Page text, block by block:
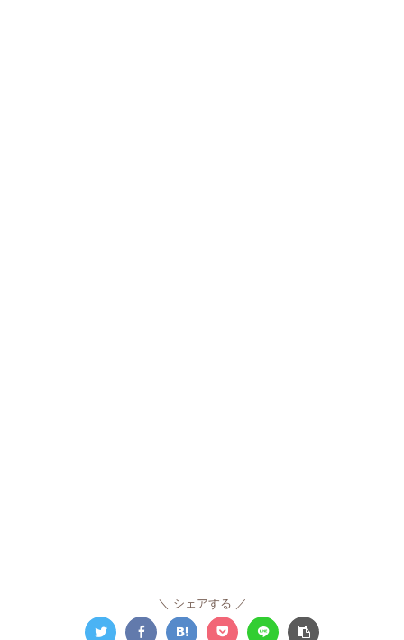
シェアする